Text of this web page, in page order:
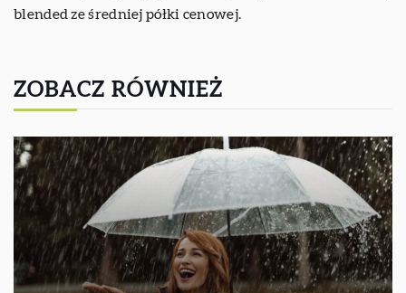
blended ze średniej półki cenowej.
ZOBACZ RÓWNIEŻ